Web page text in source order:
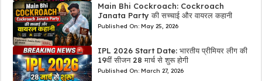
Main Bhi Cockroach: Cockroach
Janata Party की सच्चाई और वायरल कहानी
Published On: May 25, 2026
IPL 2026 Start Date: भारतीय प्रीमियर लीग की
19वीं सीजन 28 मार्च से शुरू होगी
Published On: March 27, 2026